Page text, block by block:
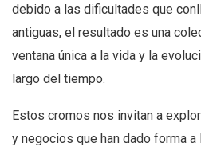
debido a las dificultades que
antiguas, el resultado es una
ventana única a la vida y la
largo del tiempo.
Estos cromos nos invitan a
y negocios que han dado forma a